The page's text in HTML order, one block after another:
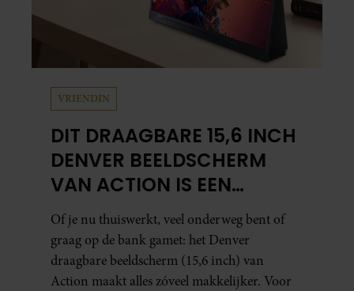
VRIENDIN
DIT DRAAGBARE 15,6 INCH
DENVER BEELDSCHERM
VAN ACTION IS EEN
GAMECHANGER VOOR
THUISWERKERS ÉN BINGE-
WATCHERS
Of je nu thuiswerkt, veel onderweg bent of
graag op de bank gamet: het Denver
draagbare beeldscherm (15,6 inch) van
Action maakt alles zóveel makkelijker. Voor